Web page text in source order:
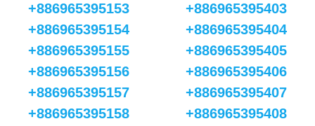
+886965395153
+886965395154
+886965395155
+886965395156
+886965395157
+886965395158
+886965395403
+886965395404
+886965395405
+886965395406
+886965395407
+886965395408